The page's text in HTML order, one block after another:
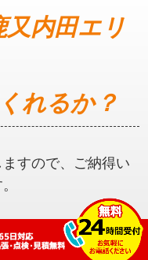
又内田エリ
れるか？
すので、ご納得い
又内田エリ